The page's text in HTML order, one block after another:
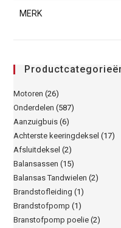
MERK
Motoren (26)
Onderdelen (587)
Aanzuigbuis (6)
Achterste keeringdeksel (17)
Afsluitdeksel (2)
Balansassen (15)
Balansas Tandwielen (2)
Brandstofleiding (1)
Brandstofpomp (1)
Branstofpomp poelie (2)